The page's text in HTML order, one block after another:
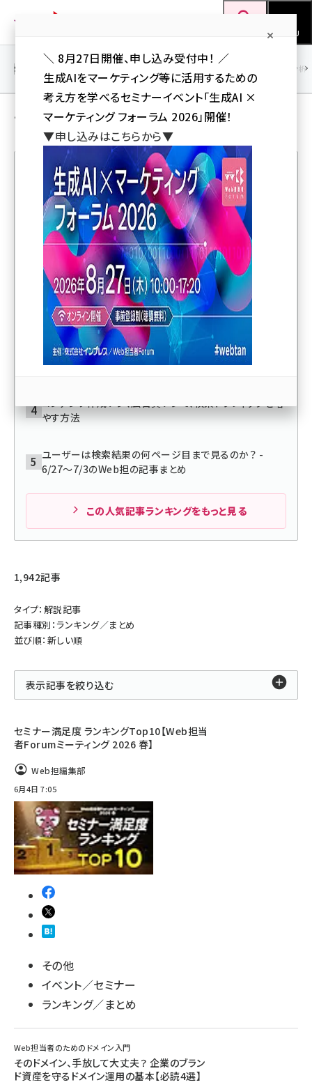
ン
MENU
seo (3528)
ai (2811)
youtube (2439)
note (2315)
セミナー (2308)
z世代 (1623)
meo (1277)
llmo (1166)
SEO アクセス解析／データ分析
ランキング／まとめ の 解説記事
人気記事ランキング
そのドメイン、手放して大丈夫？ 企業のブランド資産を守
るドメイン運用の基本【必読4選】
セミナー満足度 ランキングTop10【Web担当者Forum
ミーティング 2026 春】
2025年春の売れ筋アイスランキング、1位は「チョコモナ
カジャンボ」【週間ランキング】
コンテンツ作成ナシ、広告費ナシで、検索トラフィックを増
やす方法
ユーザーは検索結果の何ページ目まで見るのか？ -
6/27～7/3のWeb担の記事まとめ
この人気記事ランキングをもっと見る
1,942記事
タイプ：解説記事
記事種別：ランキング／まとめ
並び順：新しい順
表示記事を絞り込む
セミナー満足度 ランキングTop10【Web担当
者Forumミーティング 2026 春】
Web担編集部
6月4日 7:05
その他
イベント／セミナー
ランキング／まとめ
Web担当者のためのドメイン入門
そのドメイン、手放して大丈夫？ 企業のブラン
ド資産を守るドメイン運用の基本【必読4選】
＼ 8月27日開催、申し込み受付中！ ／
生成AIをマーケティング等に活用するための
考え方を学べるセミナーイベント「生成AI ×
マーケティング フォーラム 2026」開催！
▼申し込みはこちらから▼